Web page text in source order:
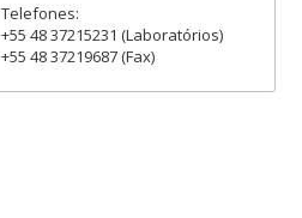
Telefones:
+55 48 37215231 (Laboratórios)
+55 48 37219687 (Fax)